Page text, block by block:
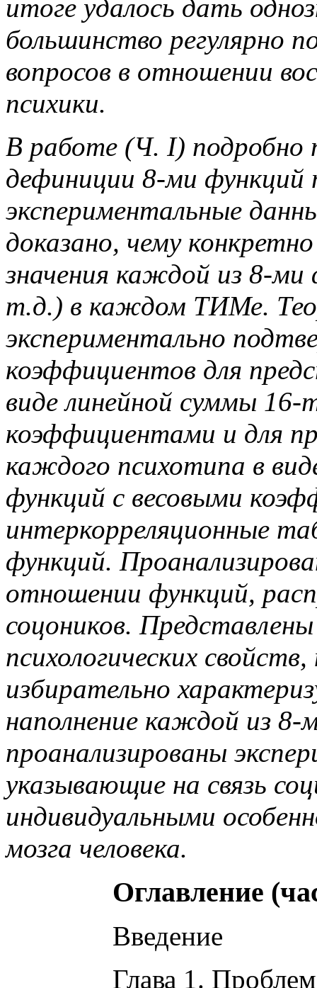
итоге удалось дать
большинство регулярно
вопросов в отношении
психики.
В работе (Ч. I) подробно
дефиниции 8-ми функций
экспериментальные
доказано, чему
значения каждой из 8-
т.д.) в каждом ТИМе.
экспериментально
коэффициентов для
виде линейной суммы 16-
коэффициентами и для
каждого психотипа в
функций с весовыми
интеркорреляционные
функций.
отношении функций,
соцоников.
психологических
избирательно
наполнение каждой из
проанализированы
указывающие на связь
индивидуальными
мозга человека.
Оглавление
Введение
Глава 1.